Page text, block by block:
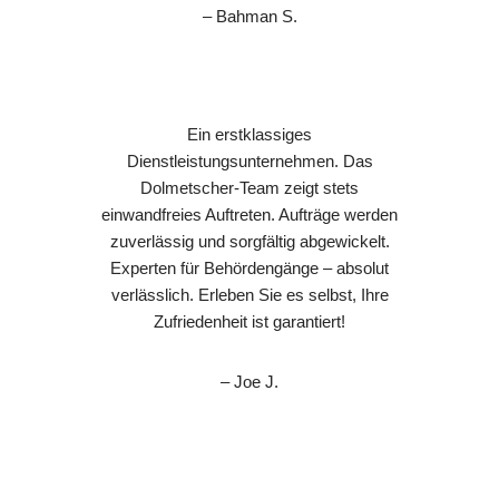
– Bahman S.
Ein erstklassiges
Dienstleistungsunternehmen. Das
Dolmetscher-Team zeigt stets
einwandfreies Auftreten. Aufträge werden
zuverlässig und sorgfältig abgewickelt.
Experten für Behördengänge – absolut
verlässlich. Erleben Sie es selbst, Ihre
Zufriedenheit ist garantiert!
– Joe J.